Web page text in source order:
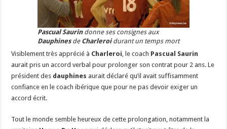
Pascual Saurindonne ses consignes aux
Dauphinesde Charleroidurant un temps mort
Visiblement très apprécié à Charleroi, le coach Pascual Saurin
aurait pris un accord verbal pour prolonger son contrat pour 2 ans. Le
président des dauphines aurait déclaré qu’il avait suffisamment
confiance en le coach ibérique que pour ne pas devoir exiger un
accord écrit.
Tout le monde semble heureux de cette prolongation, notamment la